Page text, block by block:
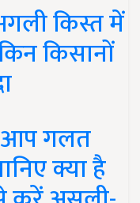
किस्त में
किसानों
आप गलत
क्या है